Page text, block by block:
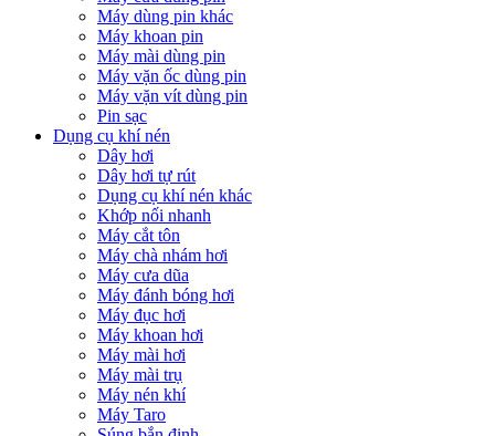
Máy dùng pin khác
Máy khoan pin
Máy mài dùng pin
Máy vặn ốc dùng pin
Máy vặn vít dùng pin
Pin sạc
Dụng cụ khí nén
Dây hơi
Dây hơi tự rút
Dụng cụ khí nén khác
Khớp nối nhanh
Máy cắt tôn
Máy chà nhám hơi
Máy cưa dũa
Máy đánh bóng hơi
Máy đục hơi
Máy khoan hơi
Máy mài hơi
Máy mài trụ
Máy nén khí
Máy Taro